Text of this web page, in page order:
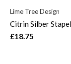
Lime Tree Design
Citrin Silber
£18.75